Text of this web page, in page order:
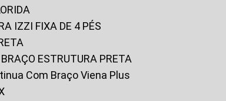
IZZI FIXA DE 4 PÉS
ESTRUTURA PRETA
Com Braço Viena Plus